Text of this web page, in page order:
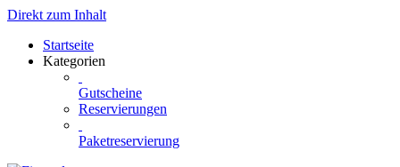
Direkt zum Inhalt
Startseite
Kategorien
Gutscheine
Reservierungen
Paketreservierung